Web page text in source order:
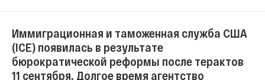
Иммиграционная и таможенная служба США
(ICE) появилась в результате
бюрократической реформы после терактов
11 сентября. Долгое время агентство